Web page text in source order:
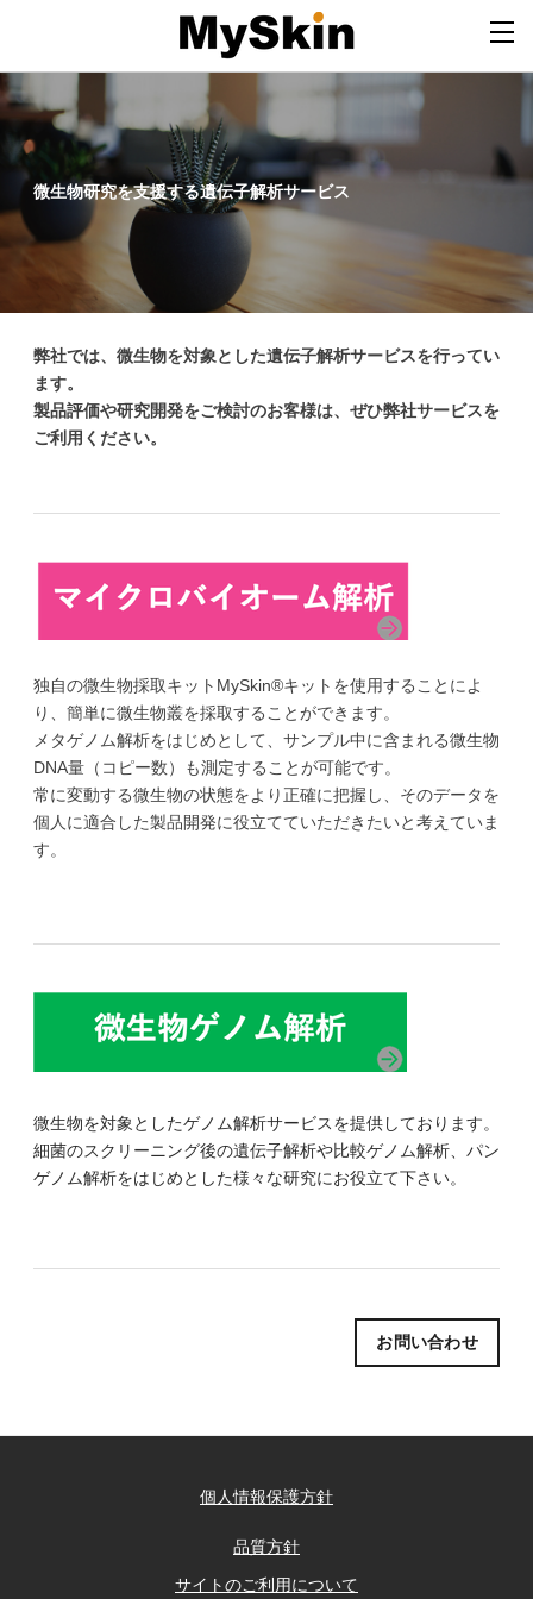
微生物研究を支援する遺伝子解析サービス
弊社では、微生物を対象とした遺伝子解析サービスを行ってい
ます。
製品評価や研究開発をご検討のお客様は、ぜひ弊社サービスを
ご利用ください。
独自の微生物採取キットMySkin®キットを使用することによ
り、簡単に微生物叢を採取することができます。
メタゲノム解析をはじめとして、サンプル中に含まれる微生物
DNA量（コピー数）も測定することが可能です。
常に変動する微生物の状態をより正確に把握し、そのデータを
個人に適合した製品開発に役立てていただきたいと考えていま
す。
微生物を対象としたゲノム解析サービスを提供しております。
細菌のスクリーニング後の遺伝子解析や比較ゲノム解析、パン
ゲノム解析をはじめとした様々な研究にお役立て下さい。
お問い合わせ
個人情報保護方針
品質方針
サイトのご利用について